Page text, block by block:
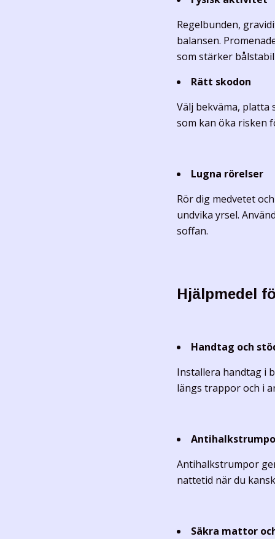
Regelbunden,
balansen.
som stärker
Rätt skodon
Välj bekväma, platta
som kan öka risken
Lugna rörelser
Rör dig medvetet
undvika yrsel.
soffan.
Hjälpmedel
Handtag och
Installera handtag i
längs trappor och i
Antihalkstrumpor
nattetid när du
Säkra mattor